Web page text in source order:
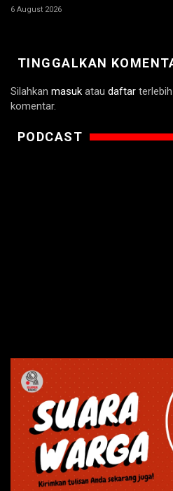
6 August 2026
TINGGALKAN
Silahkan masuk atau daftar
komentar.
PODCAST